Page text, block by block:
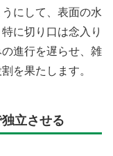
にして、表面の水
に切り口は念入り
進行を遅らせ、雑
を果たします。
立させる